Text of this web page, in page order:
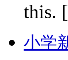
this.
小学